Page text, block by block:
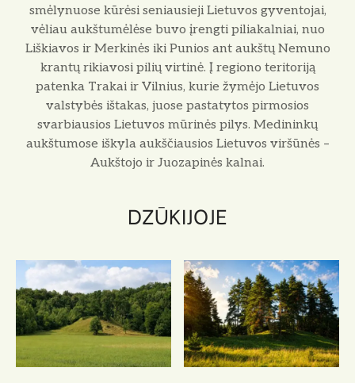
smėlynuose kūrėsi seniausieji Lietuvos gyventojai,
vėliau aukštumėlėse buvo įrengti piliakalniai, nuo
Liškiavos ir Merkinės iki Punios ant aukštų Nemuno
krantų rikiavosi pilių virtinė. Į regiono teritoriją
patenka Trakai ir Vilnius, kurie žymėjo Lietuvos
valstybės ištakas, juose pastatytos pirmosios
svarbiausios Lietuvos mūrinės pilys. Medininkų
aukštumose iškyla aukščiausios Lietuvos viršūnės –
Aukštojo ir Juozapinės kalnai.
DZŪKIJOJE